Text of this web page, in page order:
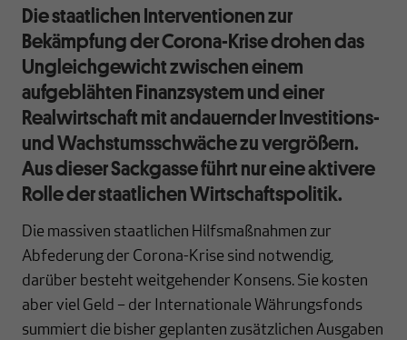
Die staatlichen Interventionen zur
Bekämpfung der Corona-Krise drohen das
Ungleichgewicht zwischen einem
aufgeblähten Finanzsystem und einer
Realwirtschaft mit andauernder Investitions-
und Wachstumsschwäche zu vergrößern.
Aus dieser Sackgasse führt nur eine aktivere
Rolle der staatlichen Wirtschaftspolitik.
Die massiven staatlichen Hilfsmaßnahmen zur
Abfederung der Corona-Krise sind notwendig,
darüber besteht weitgehender Konsens. Sie kosten
aber viel Geld – der Internationale Währungsfonds
summiert die bisher geplanten zusätzlichen Ausgaben